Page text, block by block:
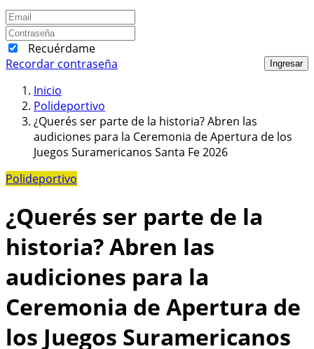
Recuérdame
Ingresar
Recordar contraseña
Inicio
Polideportivo
¿Querés ser parte de la historia? Abren las
audiciones para la Ceremonia de Apertura de los
Juegos Suramericanos Santa Fe 2026
Polideportivo
¿Querés ser parte de la
historia? Abren las
audiciones para la
Ceremonia de Apertura de
los Juegos Suramericanos